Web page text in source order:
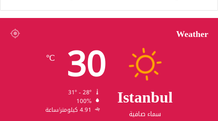
Weather
Istanbul
سماء صافية
30
℃
100%
4.91 كيلومتر/ساعة